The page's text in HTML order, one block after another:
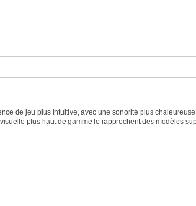
de jeu plus intuitive, avec une sonorité plus
plus haut de gamme le rapprochent des modèles